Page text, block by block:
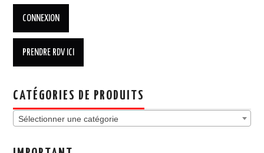
CATÉGORIES DE PRODUITS
Sélectionner une catégorie